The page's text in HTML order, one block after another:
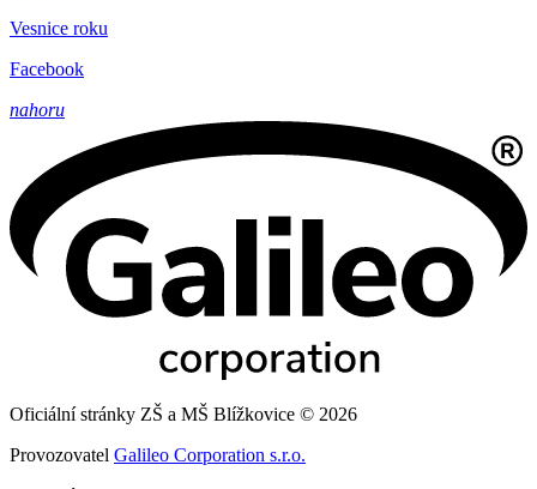
Vesnice roku
Facebook
nahoru
Oficiální stránky ZŠ a MŠ Blížkovice © 2026
Provozovatel Galileo Corporation s.r.o.